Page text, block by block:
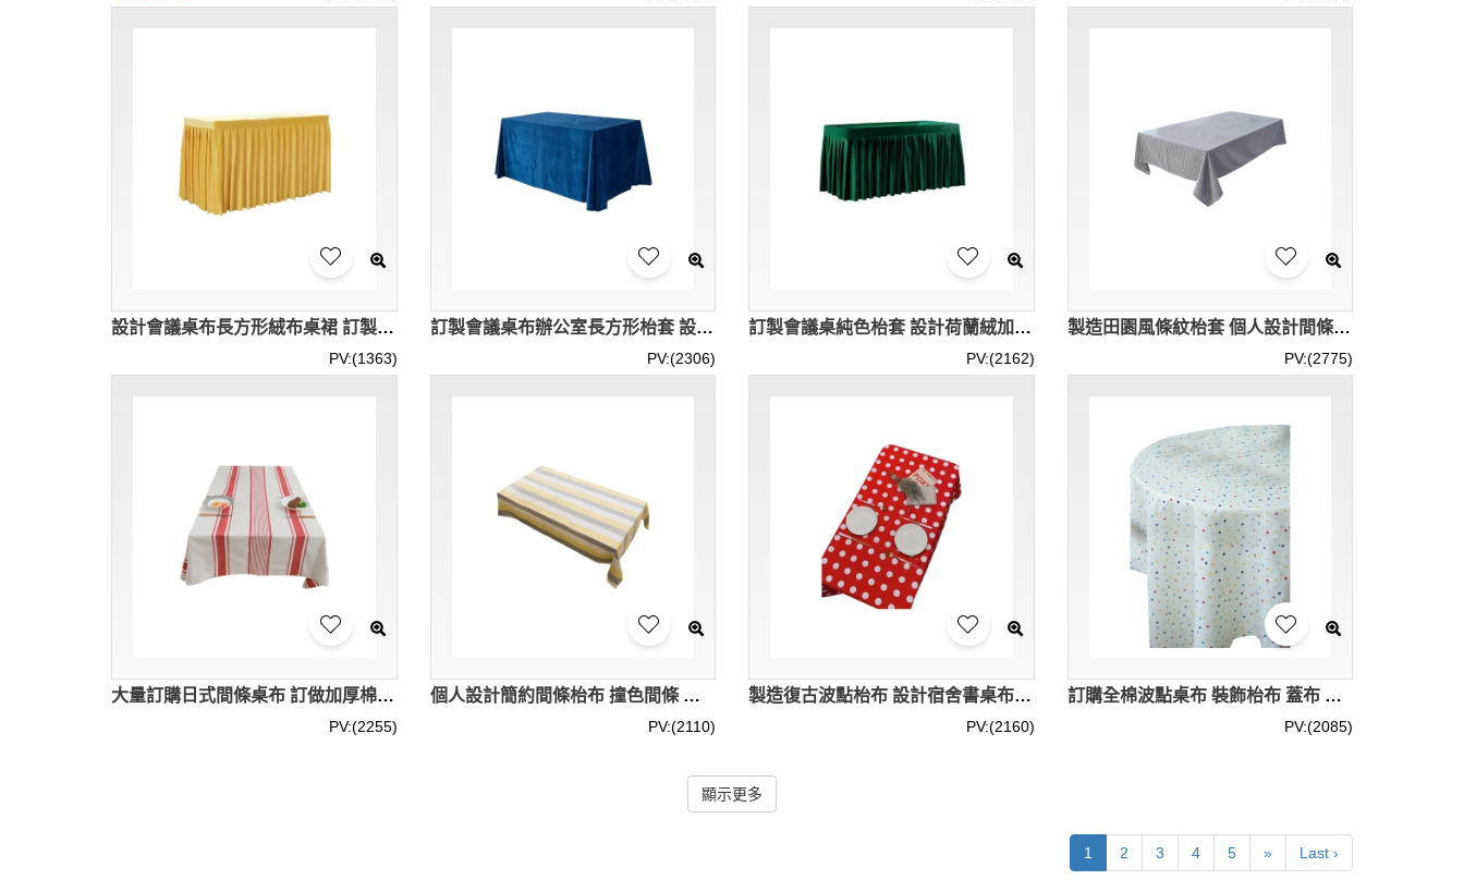
設計會議桌布長方形絨布桌裙 訂製簽到枱裙商務展會枱套 活動辦公室枱套 荷蘭絨 抗皺 SKTBC094
PV:(1363)
訂製會議桌布辦公室長方形枱套 設計多色絨布桌套 荷蘭絨訂製 不起皺 廣告印刷高級感 可訂製尺寸 120*180cm 140*180cm 140*200cm 150*210cm 160*240cm 180*260cm 200*260cm 180*300cm SKTBC093
PV:(2306)
訂製會議桌純色枱套 設計荷蘭絨加厚枱套 抗皺 120*40*75cm 120*60*75cm 140*40*75cm 140*60*75cm 160*40*75cm 160*60*75cm 180*40*75cm 180*60*75cm 240*60*75cm SKTBC092
PV:(2162)
製造田園風條紋枱套 個人設計間條日式餐廳枱布 棉麻枱布 茶几枱布 90*90CM 90*150CM 90*130CM 130*130CM 130*180CM 130*200CM SKTBC091
PV:(2775)
大量訂購日式間條桌布 訂做加厚棉麻間條枱套 書桌枱布 80*120CM 90*90CM 90*140CM 120*120CM 140*140CM 120*170CM 140*180CM 140*200CM 140*220CM 140*240CM SKTBC090
PV:(2255)
個人設計簡約間條枱布 撞色間條 餐桌枱套 茶几枱布 60*60cm 85*85cm 60*120cm 90*130cm 110*110cm 110*170cm 130*130cm 130*180cm 130*200cm 130*220cm 130*220cm 130*240cm 180*180cm 200*200cm 240*240cm SKTBC089
PV:(2110)
製造復古波點枱布 設計宿舍書桌布 野餐布 擺拍背景布 聖誕節桌布 75*75CM 100*75CM 150*60CM 120*80CM 90*90CM 140*90CM 150*90CM 100*100CM 150*100CM 120*120CM 140*140CM 150*150CM 160*100CM 170*120CM 180*140CM 200*150CM 220*150CM 250*150CM 300*150CM 直徑90CM 直徑100CM 直徑120CM
PV:(2160)
訂購全棉波點桌布 裝飾枱布 蓋布 清新枱套 65*65CM 100*140CM 140*140CM 140*200CM 枱布 易洗 SKTBC087
PV:(2085)
顯示更多
1 2 3 4 5 » Last ›